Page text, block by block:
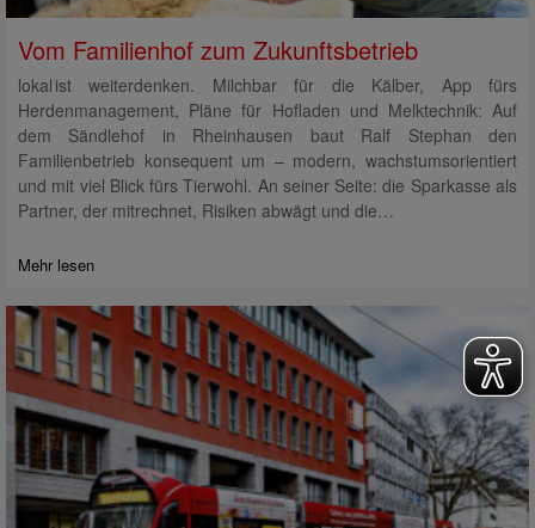
Vom Familienhof zum Zukunftsbetrieb
lokal ist weiterdenken. Milchbar für die Kälber, App fürs
Herdenmanagement, Pläne für Hofladen und Melktechnik: Auf
dem Sändlehof in Rheinhausen baut Ralf Stephan den
Familienbetrieb konsequent um – modern, wachstumsorientiert
und mit viel Blick fürs Tierwohl. An seiner Seite: die Sparkasse als
Partner, der mitrechnet, Risiken abwägt und die…
Mehr lesen